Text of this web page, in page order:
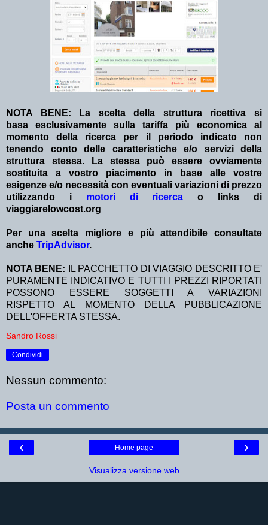
NOTA BENE: La scelta della struttura ricettiva si
basa esclusivamente sulla tariffa più economica al
momento della ricerca per il periodo indicato non
tenendo contodelle caratteristiche e/o servizi della
struttura stessa. La stessa può essere ovviamente
sostituita a vostro piacimento in base alle vostre
esigenze e/o necessità con eventuali variazioni di prezzo
utilizzando i motori di ricerca o links di
viaggiarelowcost.org
Per una scelta migliore e più attendibile consultate
anche TripAdvisor.
NOTA BENE:
IL PACCHETTO DI VIAGGIO DESCRITTO E'
PURAMENTE INDICATIVO E TUTTI I PREZZI RIPORTATI
POSSONO ESSERE SOGGETTI A VARIAZIONI
RISPETTO AL MOMENTO DELLA PUBBLICAZIONE
DELL'OFFERTA STESSA.
Sandro Rossi
Condividi
Nessun commento:
Posta un commento
‹ ›
Home page
Visualizza versione web